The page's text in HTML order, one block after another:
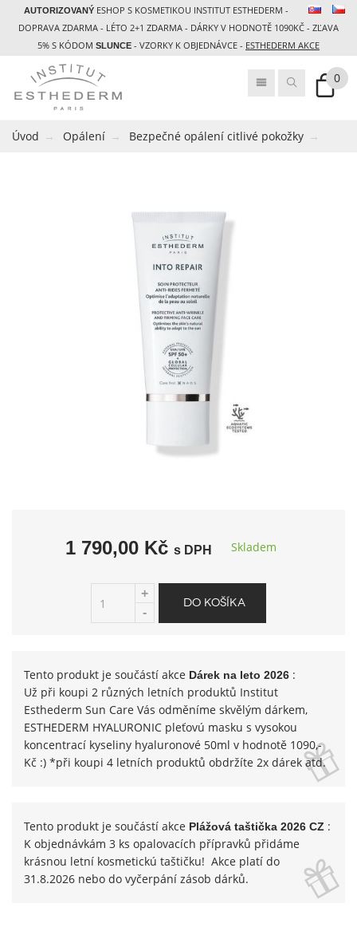
AUTORIZOVANÝ ESHOP S KOSMETIKOU INSTITUT ESTHEDERM -
DOPRAVA ZDARMA - LÉTO 2+1 ZDARMA - DÁRKY V HODNOTĚ 1090KČ - ZĽAVA
5% S KÓDOM SLUNCE - VZORKY K OBJEDNÁVCE - ESTHEDERM AKCE
0
Úvod Opálení Bezpečné opálení citlivé pokožky
1 790,00 Kč s DPH Skladem
Tento produkt je součástí akce Dárek na leto 2026 :
Už při koupi 2 různých letních produktů Institut
Esthederm Sun Care Vás odměníme skvělým dárkem,
ESTHEDERM HYALURONIC pleťovú masku s vysokou
koncentrací kyseliny hyaluronové 50ml v hodnotě 1090,-
Kč :) *při koupi 4 letních produktů obdržíte 2x dárek atd.
Tento produkt je součástí akce Plážová taštička 2026 CZ :
K objednávkám 3 ks opalovacích přípravků přidáme
krásnou letní kosmetickú taštičku! Akce platí do
31.8.2026 nebo do vyčerpání zásob dárků.